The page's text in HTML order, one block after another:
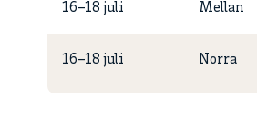
16–18 juli Mellan
16–18 juli Norra